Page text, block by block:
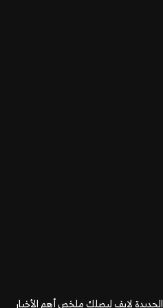
لايف ليصلك ملخص أهم الأخبار